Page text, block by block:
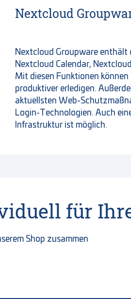
Nextcloud
Nextcloud Groupware
Nextcloud Calendar,
Mit diesen Funktionen
produktiver erledigen.
aktuellsten Web-
Login-Technologien. Auch
Infrastruktur ist möglich.
für
Shop zusammen